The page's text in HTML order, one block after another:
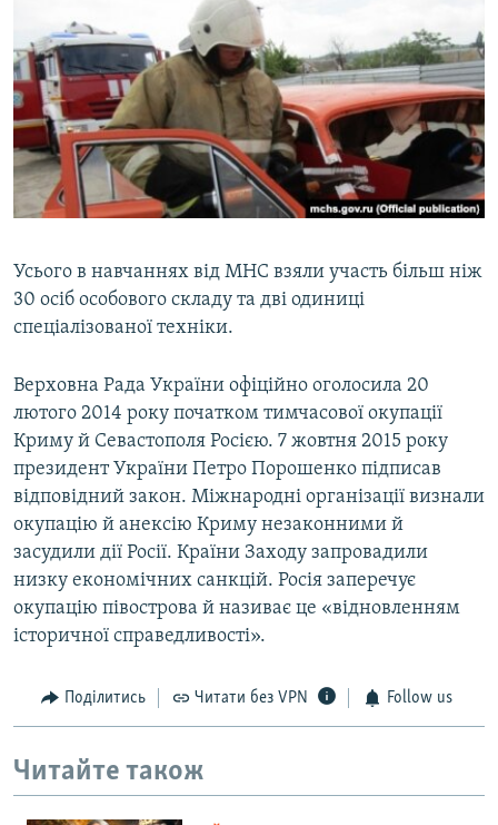
Усього в навчаннях від МНС взяли участь більш ніж
30 осіб особового складу та дві одиниці
спеціалізованої техніки.
Верховна Рада України офіційно оголосила 20
лютого 2014 року початком тимчасової окупації
Криму й Севастополя Росією. 7 жовтня 2015 року
президент України Петро Порошенко підписав
відповідний закон. Міжнародні організації визнали
окупацію й анексію Криму незаконними й
засудили дії Росії. Країни Заходу запровадили
низку економічних санкцій. Росія заперечує
окупацію півострова й називає це «відновленням
історичної справедливості».
Поділитись Читати без VPN Follow us
Читайте також